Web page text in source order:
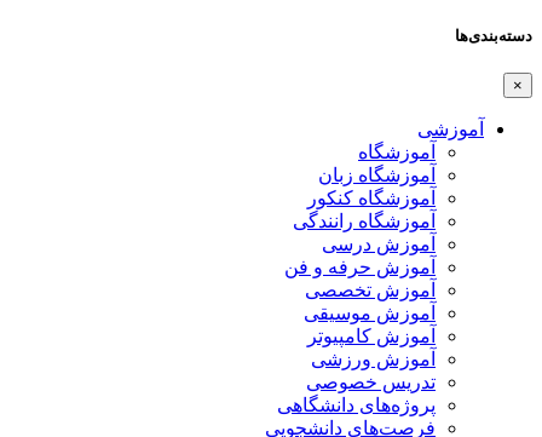
دسته‌بندی‌ها
×
آموزشی
آموزشگاه
آموزشگاه زبان
آموزشگاه کنکور
آموزشگاه رانندگی
آموزش درسی
آموزش حرفه و فن
آموزش تخصصی
آموزش موسیقی
آموزش کامپیوتر
آموزش ورزشی
تدریس خصوصی
پروژه‌های دانشگاهی
فرصت‌های دانشجویی